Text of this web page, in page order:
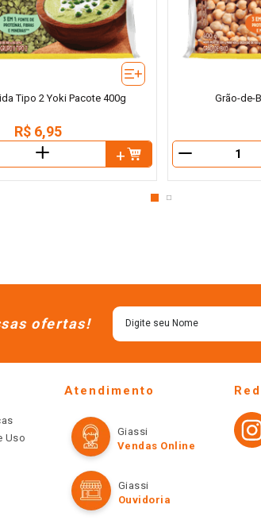
Tipo 2 Yoki Pacote 400g
R$ 6,95
＋
Grão-de-
ofertas!
Uso
Atendimento
Giassi
Vendas Online
Giassi
Ouvidoria